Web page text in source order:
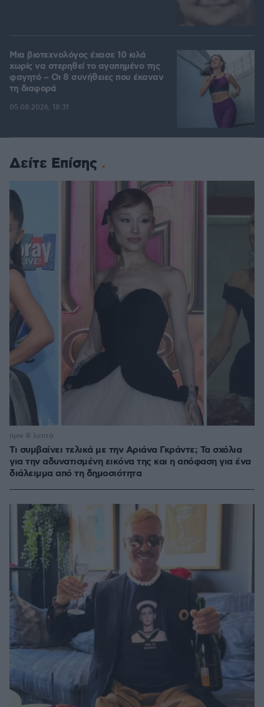
Μια βιοτεχνολόγος έχασε 10 κιλά
χωρίς να στερηθεί το αγαπημένο της
φαγητό – Οι 8 συνήθειες που έκαναν
τη διαφορά
05.08.2026, 18:31
Δείτε Επίσης
Τι συμβαίνει τελικά με την Αριάνα Γκράντε; Τα σχόλια
για την αδυνατισμένη εικόνα της και η απόφαση για ένα
διάλειμμα από τη δημοσιότητα
πριν 8 λεπτά